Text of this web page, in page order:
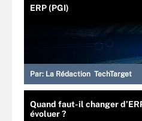
ERP (PGI)
Par: La Rédaction TechTarget
Quand faut-il changer
évoluer ?